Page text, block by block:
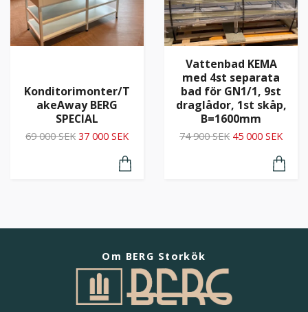
Konditorimonter/T
akeAway BERG
SPECIAL
69 000 SEK 37 000 SEK
Vattenbad KEMA
med 4st separata
bad för GN1/1, 9st
draglådor, 1st skåp,
B=1600mm
74 900 SEK 45 000 SEK
Om BERG Storkök